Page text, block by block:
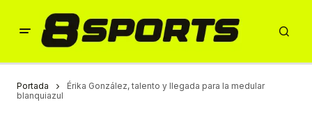
Portada
Érika González, talento y llegada para la medular
blanquiazul